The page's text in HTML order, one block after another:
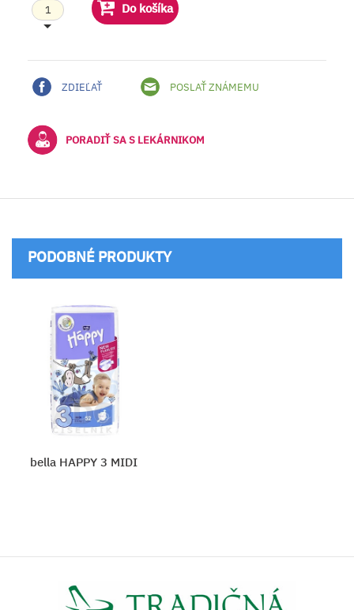
Do košíka
ZDIEĽAŤ POSLAŤ ZNÁMEMU
PORADIŤ SA S LEKÁRNIKOM
PODOBNÉ PRODUKTY
bella HAPPY 3 MIDI